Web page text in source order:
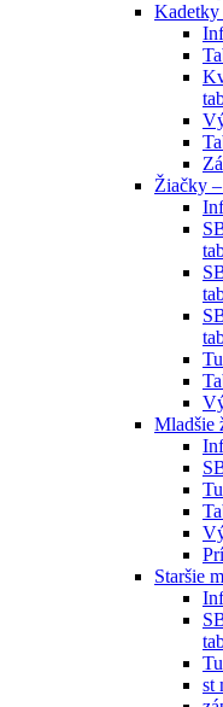
Žiačky
Mladšie
Staršie
st